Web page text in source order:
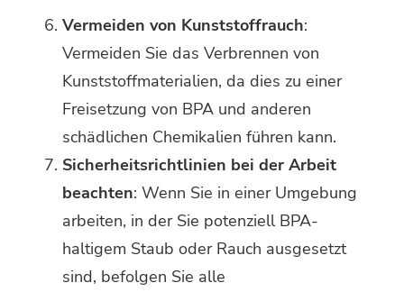
Vermeiden von Kunststoffrauch:
Vermeiden Sie das Verbrennen von
Kunststoffmaterialien, da dies zu einer
Freisetzung von BPA und anderen
schädlichen Chemikalien führen kann.
Sicherheitsrichtlinien bei der Arbeit
beachten: Wenn Sie in einer Umgebung
arbeiten, in der Sie potenziell BPA-
haltigem Staub oder Rauch ausgesetzt
sind, befolgen Sie alle